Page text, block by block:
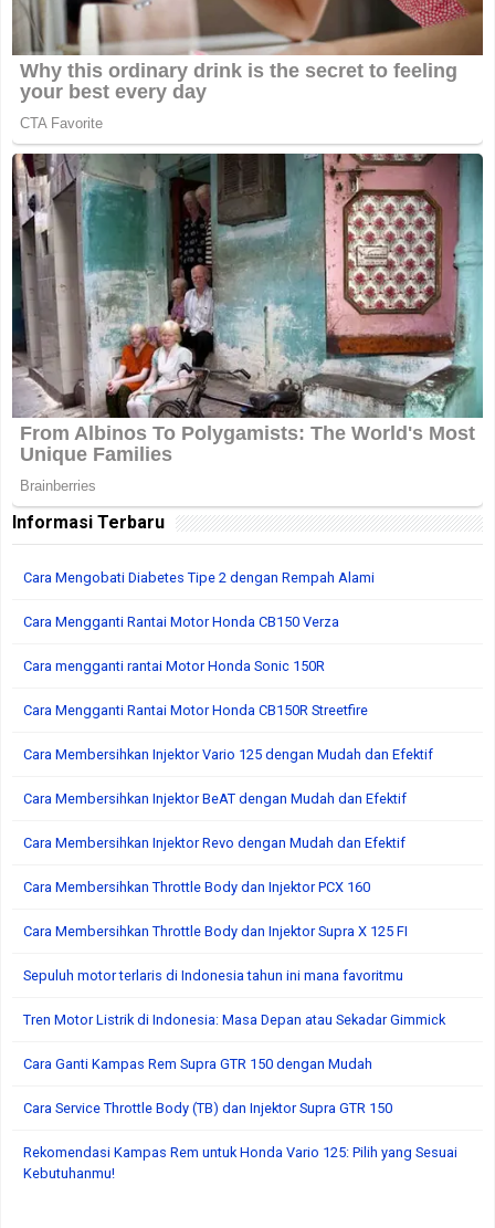
Informasi Terbaru
Cara Mengobati Diabetes Tipe 2 dengan Rempah Alami
Cara Mengganti Rantai Motor Honda CB150 Verza
Cara mengganti rantai Motor Honda Sonic 150R
Cara Mengganti Rantai Motor Honda CB150R Streetfire
Cara Membersihkan Injektor Vario 125 dengan Mudah dan Efektif
Cara Membersihkan Injektor BeAT dengan Mudah dan Efektif
Cara Membersihkan Injektor Revo dengan Mudah dan Efektif
Cara Membersihkan Throttle Body dan Injektor PCX 160
Cara Membersihkan Throttle Body dan Injektor Supra X 125 FI
Sepuluh motor terlaris di Indonesia tahun ini mana favoritmu
Tren Motor Listrik di Indonesia: Masa Depan atau Sekadar Gimmick
Cara Ganti Kampas Rem Supra GTR 150 dengan Mudah
Cara Service Throttle Body (TB) dan Injektor Supra GTR 150
Rekomendasi Kampas Rem untuk Honda Vario 125: Pilih yang Sesuai
Kebutuhanmu!